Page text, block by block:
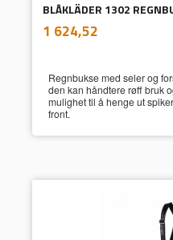
BLÅKLÄDER 1302
Pris
1 624,52
Regnbukse med seler og
den kan håndtere røff bruk
mulighet til å henge ut
front.